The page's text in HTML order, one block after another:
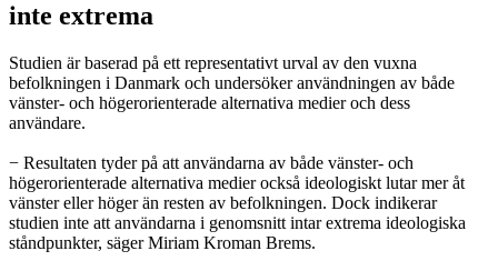
inte extrema
Studien är baserad på ett representativt urval av den vuxna
befolkningen i Danmark och undersöker användningen av både
vänster- och högerorienterade alternativa medier och dess
användare.
− Resultaten tyder på att användarna av både vänster- och
högerorienterade alternativa medier också ideologiskt lutar mer åt
vänster eller höger än resten av befolkningen. Dock indikerar
studien inte att användarna i genomsnitt intar extrema ideologiska
ståndpunkter, säger Miriam Kroman Brems.